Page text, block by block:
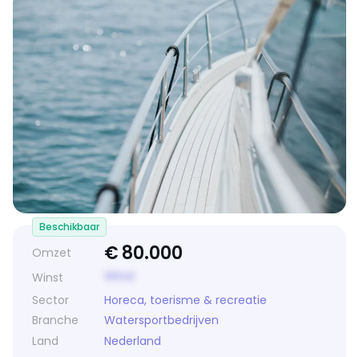
Omzet €80.000
Winst
Sector
Horeca, toerisme & recreatie
Branche
Watersportbedrijven
Land
Nederland
Beschikbaar